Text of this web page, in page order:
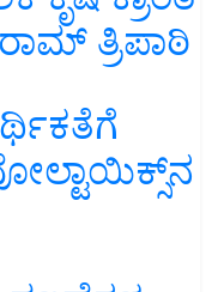
ತ್ರಿಪಾಠಿ